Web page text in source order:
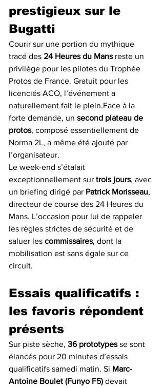
prestigieux sur le
Bugatti
Courir sur une portion du mythique
tracé des 24 Heures du Mans reste un
privilège pour les pilotes du Trophée
Protos de France. Gratuit pour les
licenciés ACO, l’événement a
naturellement fait le plein.Face à la
forte demande, un second plateau de
protos, composé essentiellement de
Norma 2L, a même été ajouté par
l’organisateur.
Le week-end s’étalait
exceptionnellement sur trois jours, avec
un briefing dirigé par Patrick Morisseau,
directeur de course des 24 Heures du
Mans. L’occasion pour lui de rappeler
les règles strictes de sécurité et de
saluer les commissaires, dont la
mobilisation est sans égale sur ce
circuit.
Essais qualificatifs :
les favoris répondent
présents
Sur piste sèche, 36 prototypes se sont
élancés pour 20 minutes d’essais
qualificatifs samedi matin. Si Marc-
Antoine Boulet (Funyo F5) devait